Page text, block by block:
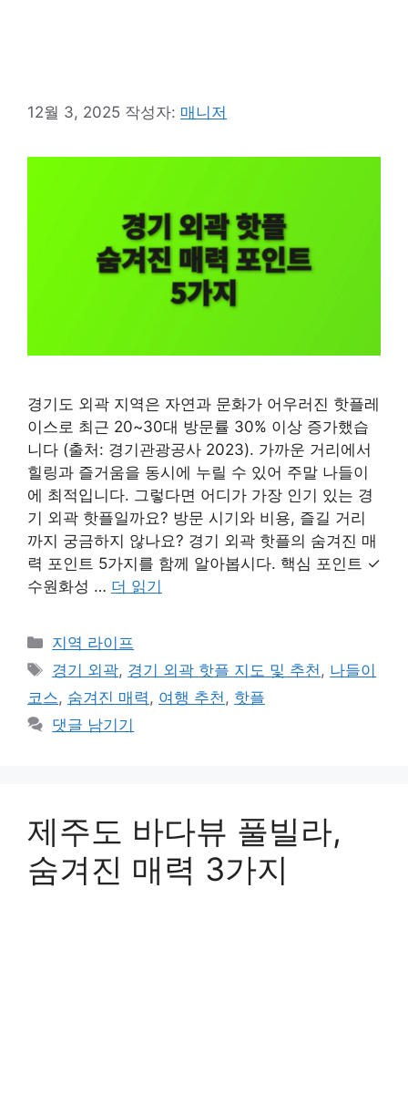
12월 3, 2025 작성자: 매니저
경기도 외곽 지역은 자연과 문화가 어우러진 핫플레
이스로 최근 20~30대 방문률 30% 이상 증가했습
니다 (출처: 경기관광공사 2023). 가까운 거리에서
힐링과 즐거움을 동시에 누릴 수 있어 주말 나들이
에 최적입니다. 그렇다면 어디가 가장 인기 있는 경
기 외곽 핫플일까요? 방문 시기와 비용, 즐길 거리
까지 궁금하지 않나요? 경기 외곽 핫플의 숨겨진 매
력 포인트 5가지를 함께 알아봅시다. 핵심 포인트 ✓
수원화성 … 더 읽기
카
테
고
리
지역 라이프
태
그
경기 외곽, 경기 외곽 핫플 지도 및 추천 , 나들이
코스, 숨겨진 매력 , 여행 추천 , 핫플
댓글 남기기
제주도 바다뷰 풀빌라,
숨겨진 매력 3가지